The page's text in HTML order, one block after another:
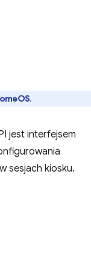
.
jest interfejsem
sesjach kiosku.